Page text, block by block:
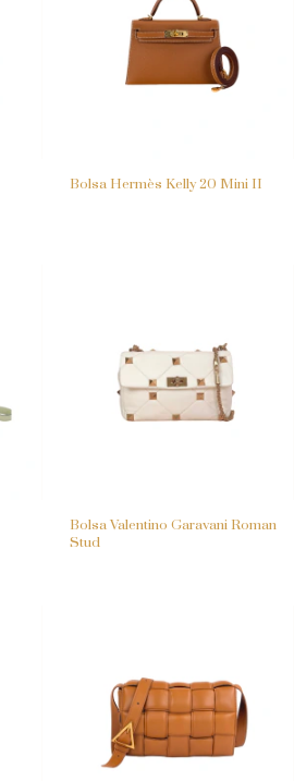
Bolsa Hermès Kelly 20 Mini II
Bolsa Valentino Garavani Roman
Stud